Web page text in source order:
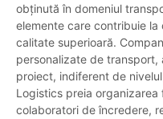
obținută în domeniul
elemente care contribuie
calitate superioară.
personalizate de
proiect, indiferent de
Logistics preia
colaboratori de încredere,